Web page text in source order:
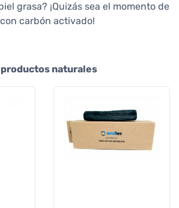
grasa? ¡Quizás sea el momento de
carbón activado!
naturales